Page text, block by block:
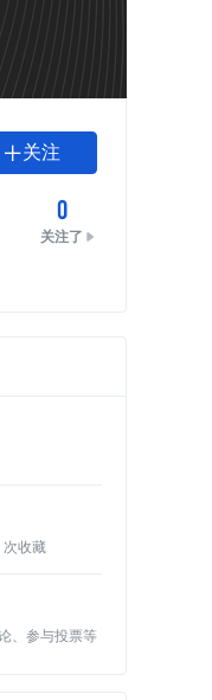
关注
0
关注了
次收藏
、参与投票等